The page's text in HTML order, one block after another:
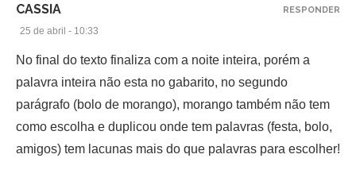
CASSIA
25 de abril - 10:33
No final do texto finaliza com a noite inteira, porém a
palavra inteira não esta no gabarito, no segundo
parágrafo (bolo de morango), morango também não tem
como escolha e duplicou onde tem palavras (festa, bolo,
amigos) tem lacunas mais do que palavras para escolher!
RESPONDER